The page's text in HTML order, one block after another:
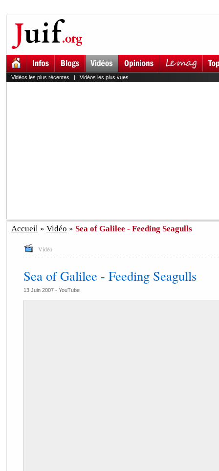
Vidéos les plus récentes | Vidéos les plus vues
Accueil» Vidéo » Sea of Galilee - Feeding Seagulls
Vidéo
Sea of Galilee - Feeding Seagulls
13 Juin 2007 - YouTube